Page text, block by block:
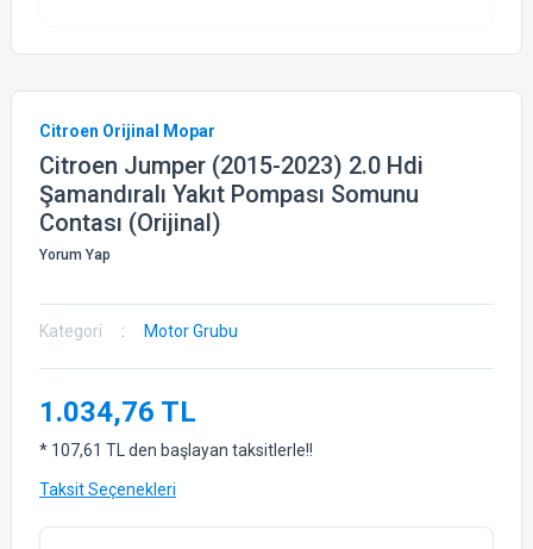
Citroen Orijinal Mopar
Citroen Jumper (2015-2023) 2.0 Hdi
Şamandıralı Yakıt Pompası Somunu
Contası (Orijinal)
Yorum Yap
Kategori Motor Grubu
1.034,76 TL
* 107,61 TL den başlayan taksitlerle!!
Taksit Seçenekleri